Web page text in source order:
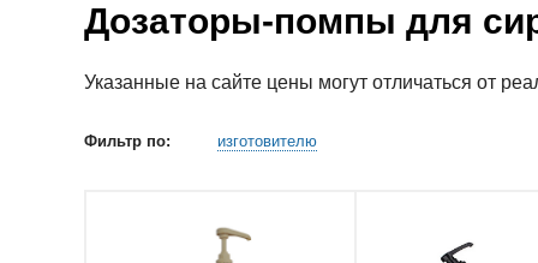
Дозаторы-помпы для
Указанные на сайте цены могут отличаться от
Фильтр по: изготовителю